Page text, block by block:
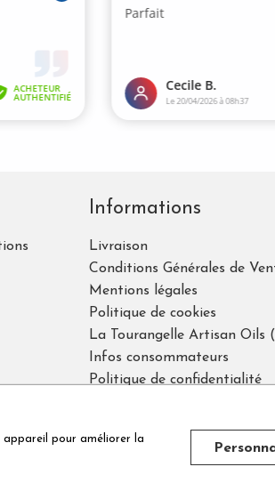
Informations
Livraison
Conditions Générales de
Mentions légales
Politique de cookies
La Tourangelle Artisan Oils
Infos consommateurs
Politique de confidentialité
la Société des Avis Garantis,
appareil pour améliorer la